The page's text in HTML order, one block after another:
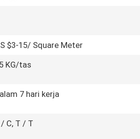
$3-15/ Square Meter
KG/tas
7 hari kerja
/ C, T / T